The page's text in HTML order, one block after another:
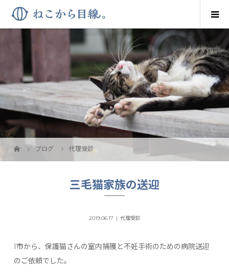
ブログ 代理受診
三毛猫家族の送迎
2019.06.17 代理受診
I市から、保護猫さんの室内捕獲と不妊手術のための病院送迎
のご依頼でした。